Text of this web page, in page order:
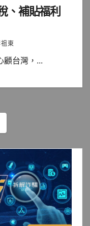
、補貼福利
東
顧台灣，...